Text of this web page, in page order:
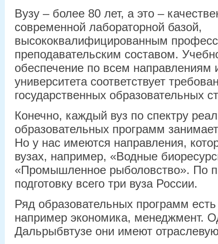
Вузу – более 80 лет, а это –
современной лабораторной базой,
высококвалифицированным
преподавательским составом.
обеспечение по всем направлениям
университета соответствует
государственных образовательных
Конечно, каждый вуз по спектру
образовательных программ
Но у нас имеются направления,
вузах, например, «Водные
«Промышленное рыболовство». По
подготовку всего три вуза России.
Ряд образовательных программ есть
например экономика, менеджмент.
Дальрыбвтузе они имеют